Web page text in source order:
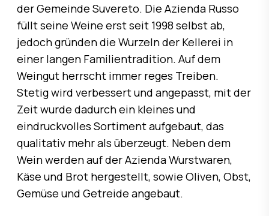
der Gemeinde Suvereto. Die Azienda Russo
füllt seine Weine erst seit 1998 selbst ab,
jedoch gründen die Wurzeln der Kellerei in
einer langen Familientradition. Auf dem
Weingut herrscht immer reges Treiben.
Stetig wird verbessert und angepasst, mit der
Zeit wurde dadurch ein kleines und
eindruckvolles Sortiment aufgebaut, das
qualitativ mehr als überzeugt. Neben dem
Wein werden auf der Azienda Wurstwaren,
Käse und Brot hergestellt, sowie Oliven, Obst,
Gemüse und Getreide angebaut.